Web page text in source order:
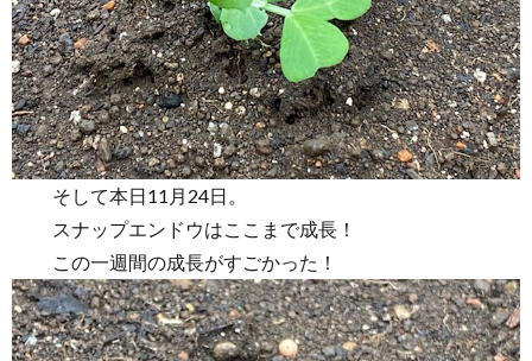
そして本日11月24日。
スナップエンドウはここまで成長！
この一週間の成長がすごかった！